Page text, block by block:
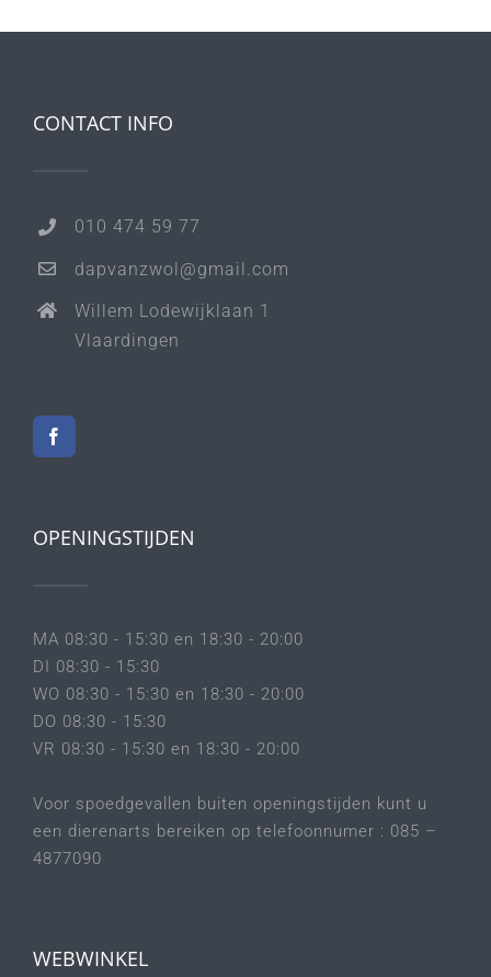
CONTACT INFO
010 474 59 77
dapvanzwol@gmail.com
Willem Lodewijklaan 1
Vlaardingen
OPENINGSTIJDEN
MA 08:30 - 15:30 en 18:30 - 20:00
DI 08:30 - 15:30
WO 08:30 - 15:30 en 18:30 - 20:00
DO 08:30 - 15:30
VR 08:30 - 15:30 en 18:30 - 20:00
Voor spoedgevallen buiten openingstijden kunt u
een dierenarts bereiken op telefoonnumer : 085 –
4877090
WEBWINKEL